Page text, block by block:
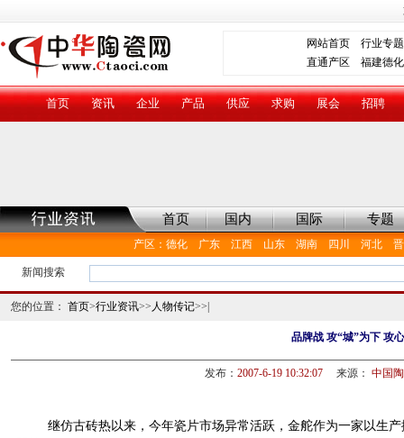
网站首页
行业专题
直通产区 福建德化
首页 资讯 企业 产品 供应 求购 展会 招聘
首页 国内 国际 专题
产区 ： 德化 广东 江西 山东 湖南 四川 河北
新闻搜索
您的位置： 首页>行业资讯>> 人物传记>>|
品牌战 攻“城”为下 攻
发布： 2007-6-19 10:32:07来源： 中国
继仿古砖热以来，今年瓷片市场异常活跃，金舵作为一家以生产